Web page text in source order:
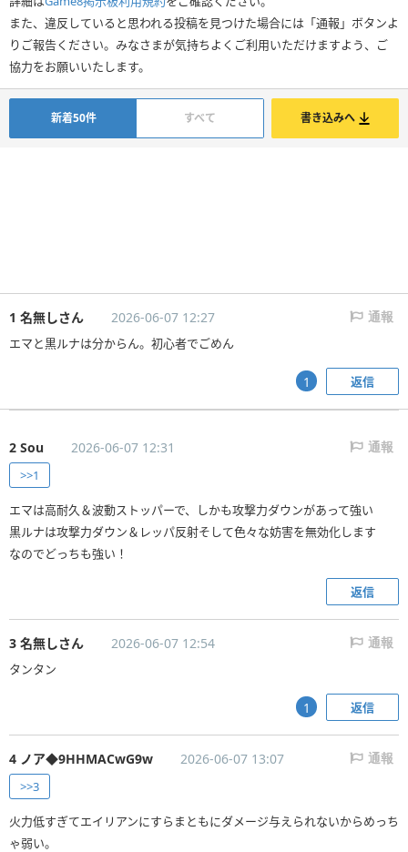
また、違反していると思われる投稿を見つけた場合には「通報」ボタンよ
りご報告ください。みなさまが気持ちよくご利用いただけますよう、ご
協力をお願いいたします。
新着50件 すべて 書き込みへ
1 名無しさん 2026-06-07 12:27 通報
エマと黒ルナは分からん。初心者でごめん
返信
1
2 Sou 2026-06-07 12:31 通報
>>1
エマは高耐久＆波動ストッパーで、しかも攻撃力ダウンがあって強い
黒ルナは攻撃力ダウン＆レッパ反射そして色々な妨害を無効化します
なのでどっちも強い！
返信
3 名無しさん 2026-06-07 12:54 通報
タンタン
返信
1
4 ノア◆9HHMACwG9w 2026-06-07 13:07 通報
>>3
火力低すぎてエイリアンにすらまともにダメージ与えられないからめっち
ゃ弱い。